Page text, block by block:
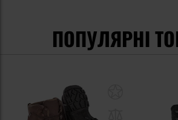
ПОПУЛЯРНІ